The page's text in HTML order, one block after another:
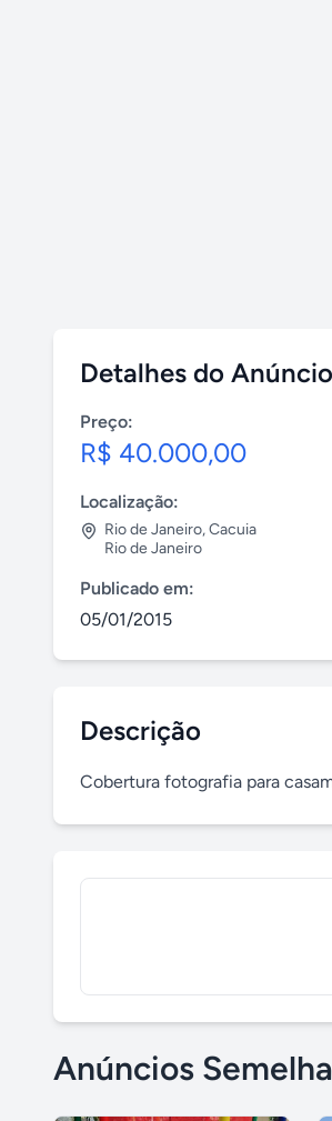
Detalhes do Anúncio
Preço:
R$ 40.000,00
Localização:
Rio de Janeiro,Cacuia
Rio de Janeiro
Publicado em:
05/01/2015
Descrição
Cobertura fotografia para
Anúncios